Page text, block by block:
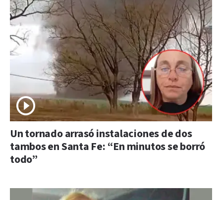
Un tornado arrasó instalaciones de dos
tambos en Santa Fe: “En minutos se borró
todo”